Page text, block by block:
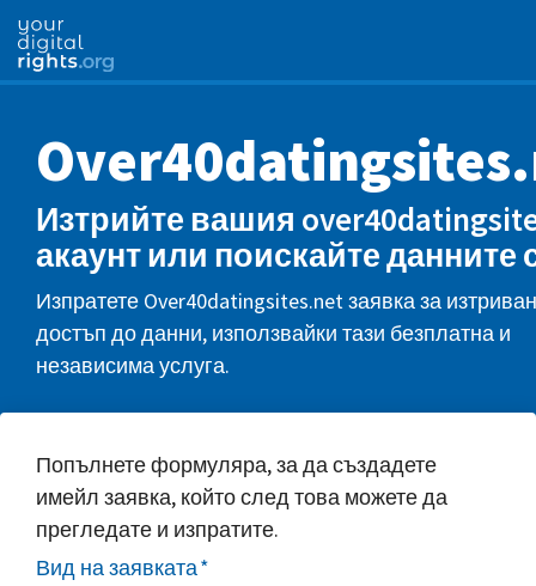
Изтрийте вашия
акаунт или поискайте данните
Изпратете Over40datingsites.net заявка за
достъп до данни, използвайки тази безплатна и
независима услуга.
Попълнете формуляра, за да създадете
имейл заявка, който след това можете да
прегледате и изпратите.
Вид на заявката*